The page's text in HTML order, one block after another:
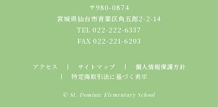
〒980-0874
宮城県仙台市青葉区角五郎2-2-14
TEL 022-222-6337
FAX 022-221-6203
アクセス サイトマップ
個人情報保護方針
特定商取引法に基づく表示
© St. Dominic Elementary School